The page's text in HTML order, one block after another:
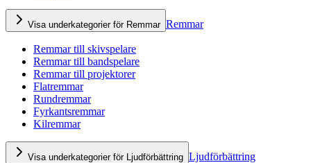
Visa underkategorier för Remmar Remmar
Remmar till skivspelare
Remmar till bandspelare
Remmar till projektorer
Flatremmar
Rundremmar
Fyrkantsremmar
Kilremmar
Visa underkategorier för Ljudförbättring Ljudförbättring